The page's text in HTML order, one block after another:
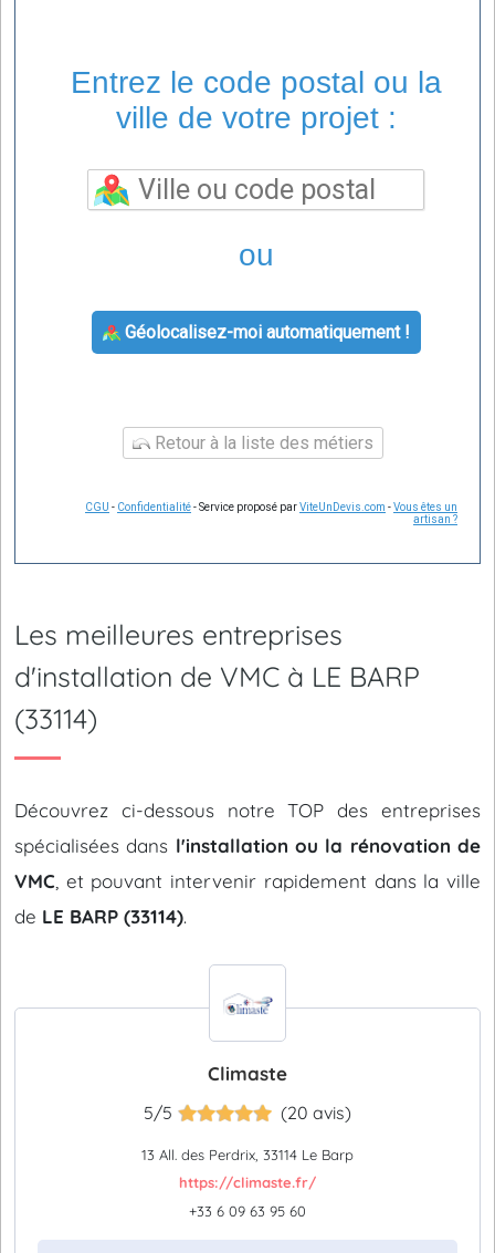
Entrez le code postal ou la
ville de votre projet :
ou
Géolocalisez-moi automatiquement !
Retour à la liste des métiers
CGU - Confidentialité- Service proposé parViteUnDevis.com -Vous êtes un
artisan ?
Les meilleures entreprises
d'installation de VMC à LE BARP
(33114)
Découvrez ci-dessous notre TOP des entreprises
spécialisées dans l'installation ou la rénovation de
VMC , et pouvant intervenir rapidement dans la ville
de LE BARP (33114).
Climaste
5/5 (20 avis)
13 All. des Perdrix, 33114 Le Barp
https://climaste.fr/
+33 6 09 63 95 60